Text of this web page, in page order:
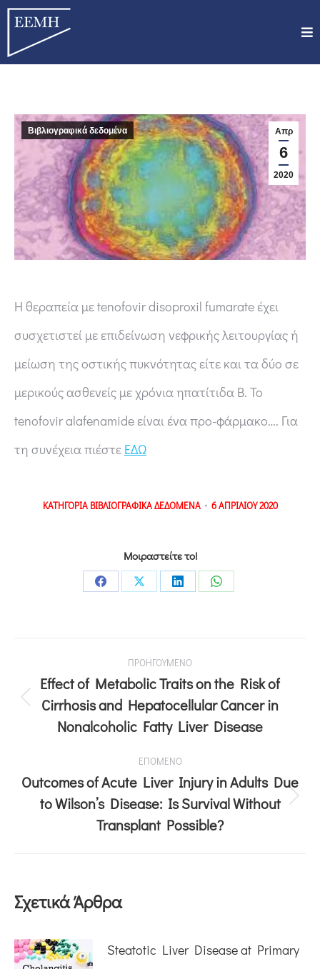
Απρ
6
2020
Βιβλιογραφικά δεδομένα
Η θεραπεία με tenofovir disoproxil fumarate έχει
συσχετιστεί με επιδείνωση νεφρικής λειτουργίας ή
μείωση της οστικής πυκνότητας είτε και τα δύο σε
μερικούς ασθενείς με χρόνια ηπατίτιδα Β. Το
tenofovir alafenamide είναι ένα προ-φάρμακο…. Για
τη συνέχεια πιέστε ΕΔΩ
ΚΑΤΗΓΟΡΙΑ ΒΙΒΛΙΟΓΡΑΦΙΚΑ ΔΕΔΟΜΕΝΑ 6 ΑΠΡΙΛΙΟΥ 2020
Μοιραστείτε το!
ΠΡΟΗΓΟΥΜΕΝΟ
Effect of Metabolic Traits on the Risk of
Cirrhosis and Hepatocellular Cancer in
Nonalcoholic Fatty Liver Disease
ΕΠΟΜΕΝΟ
Outcomes of Acute Liver Injury in Adults Due
to Wilson’s Disease: Is Survival Without
Transplant Possible?
Σχετικά Άρθρα
Steatotic Liver Disease at Primary